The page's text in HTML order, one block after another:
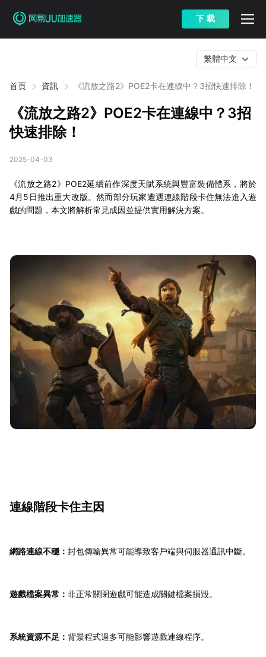
下 载
首頁 資訊 《流放之路2》POE2卡在連線中？3招快速排除！
繁體中文
《流放之路2》POE2卡在連線中？3招
快速排除！
2025-04-03
《流放之路2》POE2延續前作深度天賦系統與豐富裝備體系，將於
4月5日推出重大改版。然而部分玩家遭遇連線階段卡住無法進入遊
戲的問題，本文將解析常見成因並提供實用解決方案。
連線階段卡住主因
網路連線不穩： 封包傳輸異常可能導致客戶端與伺服器通訊中斷。
遊戲檔案異常： 非正常關閉遊戲可能造成關鍵檔案損毀。
系統資源不足： 背景程式過多可能影響遊戲連線程序。